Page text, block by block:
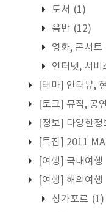
도서 (1)
음반 (12)
영화, 콘서트
인터넷, 서비
[테마] 인터뷰,
[토크] 뮤직, 공연
[정보] 다양한정
[특집] 2011
[여행] 국내여행
[여행] 해외여행
싱가포르 (1)